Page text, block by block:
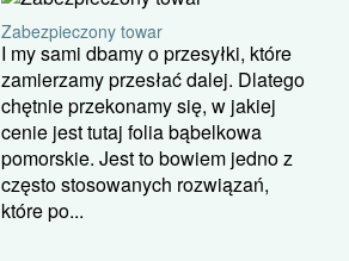
Zabezpieczony towar
I my sami dbamy o przesyłki, które
zamierzamy przesłać dalej. Dlatego
chętnie przekonamy się, w jakiej
cenie jest tutaj folia bąbelkowa
pomorskie. Jest to bowiem jedno z
często stosowanych rozwiązań,
które po...